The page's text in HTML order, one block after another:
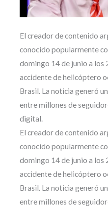
El creador de contenido
conocido popularmente
domingo 14 de junio a los
accidente de helicóptero
Brasil. La noticia generó
entre millones de
digital.
El creador de contenido
conocido popularmente
domingo 14 de junio a los
accidente de helicóptero
Brasil. La noticia generó
entre millones de